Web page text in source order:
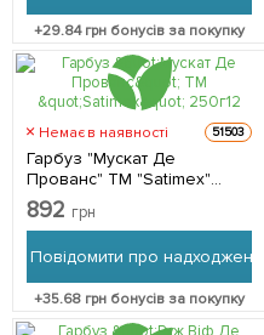
+29.84грн бонусів за покупку
Немає в наявності 51503
Гарбуз "Мускат Де
Прованс" ТМ "Satimex"
250г
892 грн
Повідомити про надходження
+35.68 грн бонусів за покупку